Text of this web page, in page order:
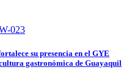
su presencia en el GYE
gastronómica de Guayaquil